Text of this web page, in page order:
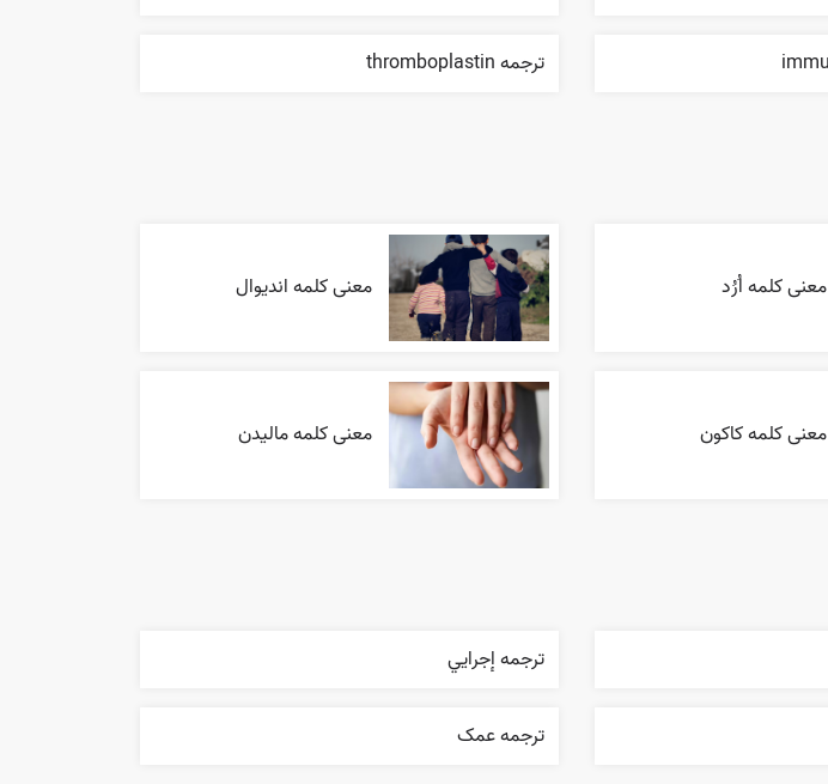
ترجمه thromboplastin
معنی کلمه اُرُد معنی کلمه اندیوال
معنی کلمه کاکون معنی کلمه مالیدن
ترجمه إجرایي
ترجمه عمک